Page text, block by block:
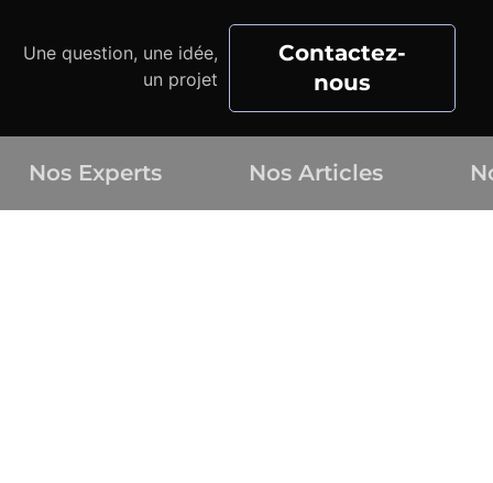
Une question, une idée,
un projet
Contactez-
nous
Nos Experts Nos Articles